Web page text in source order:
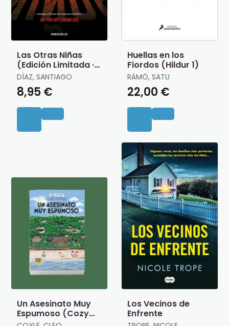
Las Otras Niñas
(Edición Limitada ·
Verano) (Indira
Ramos 2)
DÍAZ, SANTIAGO
8,95 €
Huellas en los
Fiordos (Hildur 1)
RÄMÖ, SATU
22,00 €
Un Asesinato Muy
Espumoso (Cozy
Mystery)
Los Vecinos de
Enfrente